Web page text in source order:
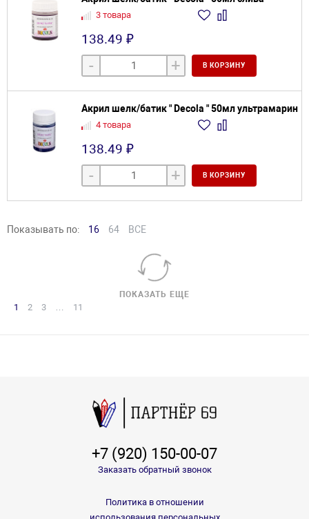
3 товара
138.49 ₽
- + В КОРЗИНУ
Акрил шелк/батик " Decola " 50мл ультрамарин
4 товара
138.49 ₽
- + В КОРЗИНУ
Показывать по: 16 64 ВСЕ
ПОКАЗАТЬ ЕЩЕ
1 2 3 … 11
+7 (920) 150-00-07
Заказать обратный звонок
Политика в отношении